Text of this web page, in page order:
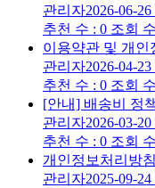
관리자2026-06-
추천 수 : 0 조회
이용약관 및 개인
관리자2026-04-
추천 수 : 0 조회
[안내] 배송비 정
관리자2026-03-
추천 수 : 0 조회
개인정보처리방
관리자2025-09-24